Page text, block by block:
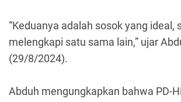
“Keduanya adalah sosok yang ideal,
melengkapi satu sama lain,” ujar
(29/8/2024).
Abduh mengungkapkan bahwa PD-